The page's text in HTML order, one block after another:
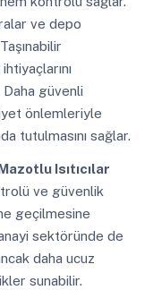
ve depo
Daha güvenli
önlemleriyle
tutulmasını sağlar.
Isıtıcılar
ve güvenlik
geçilmesine
sektöründe de
daha ucuz
sunabilir.